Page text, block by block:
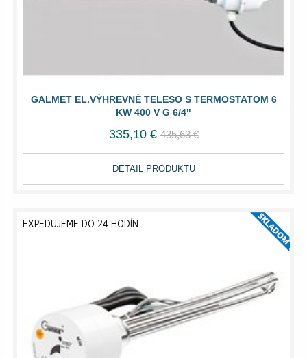
GALMET EL.VÝHREVNÉ TELESO S TERMOSTATOM 6
KW 400 V G 6/4"
335,10 € 435,63 €
DETAIL PRODUKTU
EXPEDUJEME DO 24 HODÍN